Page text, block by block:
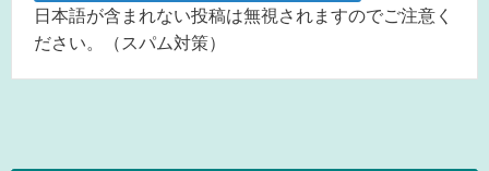
日本語が含まれない投稿は無視されますのでご注意く
ださい。（スパム対策）